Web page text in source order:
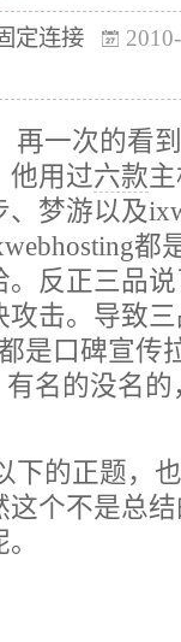
定连接
再一次的看
他用过六款
梦游以及
都
反正三品
击。导致
是口碑宣传
名的没名
下的正题，
个不是总